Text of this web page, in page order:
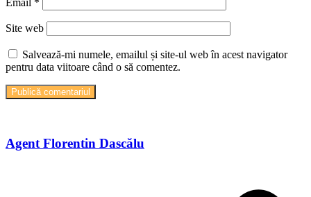
Email *
Site web
Salvează-mi numele, emailul și site-ul web în acest navigator
pentru data viitoare când o să comentez.
Agent Florentin Dascălu